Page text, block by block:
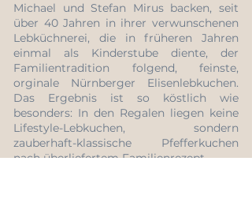
Michael und Stefan Mirus backen, seit
über 40 Jahren in ihrer verwunschenen
Lebküchnerei, die in früheren Jahren
einmal als Kinderstube diente, der
Familientradition folgend, feinste,
orginale Nürnberger Elisenlebkuchen.
Das Ergebnis ist so köstlich wie
besonders: In den Regalen liegen keine
Lifestyle-Lebkuchen, sondern
zauberhaft-klassische Pfefferkuchen
nach überliefertem Familienrezept.